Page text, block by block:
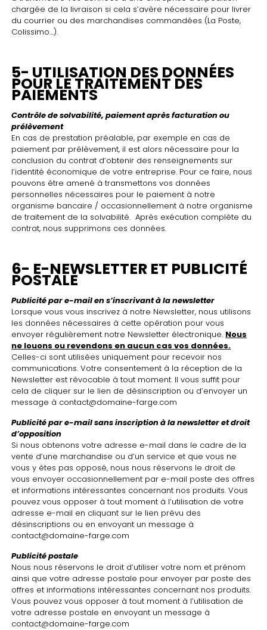
chargée de la livraison si cela s’avère nécessaire pour livrer
du courrier ou des marchandises commandées (La Poste,
Colissimo…).
5- UTILISATION DES DONNÉES
POUR LE TRAITEMENT DES
PAIEMENTS
Contrôle de solvabilité, paiement après facturation ou
prélèvement
En cas de prestation préalable, par exemple en cas de
paiement par prélèvement, il est alors nécessaire pour la
conclusion du contrat d’obtenir des renseignements sur
l’identité économique de votre entreprise. Pour ce faire, nous
pouvons être amené à transmettons vos données
personnelles nécessaires pour le paiement à notre
organisme bancaire / occasionnellement à notre organisme
de traitement de la solvabilité. Après exécution complète du
contrat, nous supprimons ces données.
6- E-NEWSLETTER ET PUBLICITÉ
POSTALE
Publicité par e-mail en s’inscrivant à la newsletter
Lorsque vous vous inscrivez à notre Newsletter, nous utilisons
les données nécessaires à cette opération pour vous
envoyer régulièrement notre Newsletter électronique. Nous
ne louons ou revendons en aucun cas vos données.
Celles-ci sont utilisées uniquement pour recevoir nos
communications. Votre consentement à la réception de la
Newsletter est révocable à tout moment. Il vous suffit pour
cela de cliquer sur le lien de désinscription ou d’envoyer un
message à contact@domaine-farge.com
Publicité par e-mail sans inscription à la newsletter et droit
d’opposition
Si nous obtenons votre adresse e-mail dans le cadre de la
vente d’une marchandise ou d’un service et que vous ne
vous y êtes pas opposé, nous nous réservons le droit de
vous envoyer occasionnellement par e-mail poste des offres
et informations intéressantes concernant nos produits. Vous
pouvez vous opposer à tout moment à l’utilisation de votre
adresse e-mail en cliquant sur le lien prévu des
désinscriptions ou en envoyant un message à
contact@domaine-farge.com
Publicité postale
Nous nous réservons le droit d’utiliser votre nom et prénom
ainsi que votre adresse postale pour envoyer par poste des
offres et informations intéressantes concernant nos produits.
Vous pouvez vous opposer à tout moment à l’utilisation de
votre adresse postale en envoyant un message à
contact@domaine-farge.com